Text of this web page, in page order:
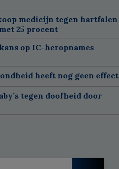
medicijn tegen hartfalen
25 procent
op IC-heropnames
heeft nog geen effect
tegen doofheid door